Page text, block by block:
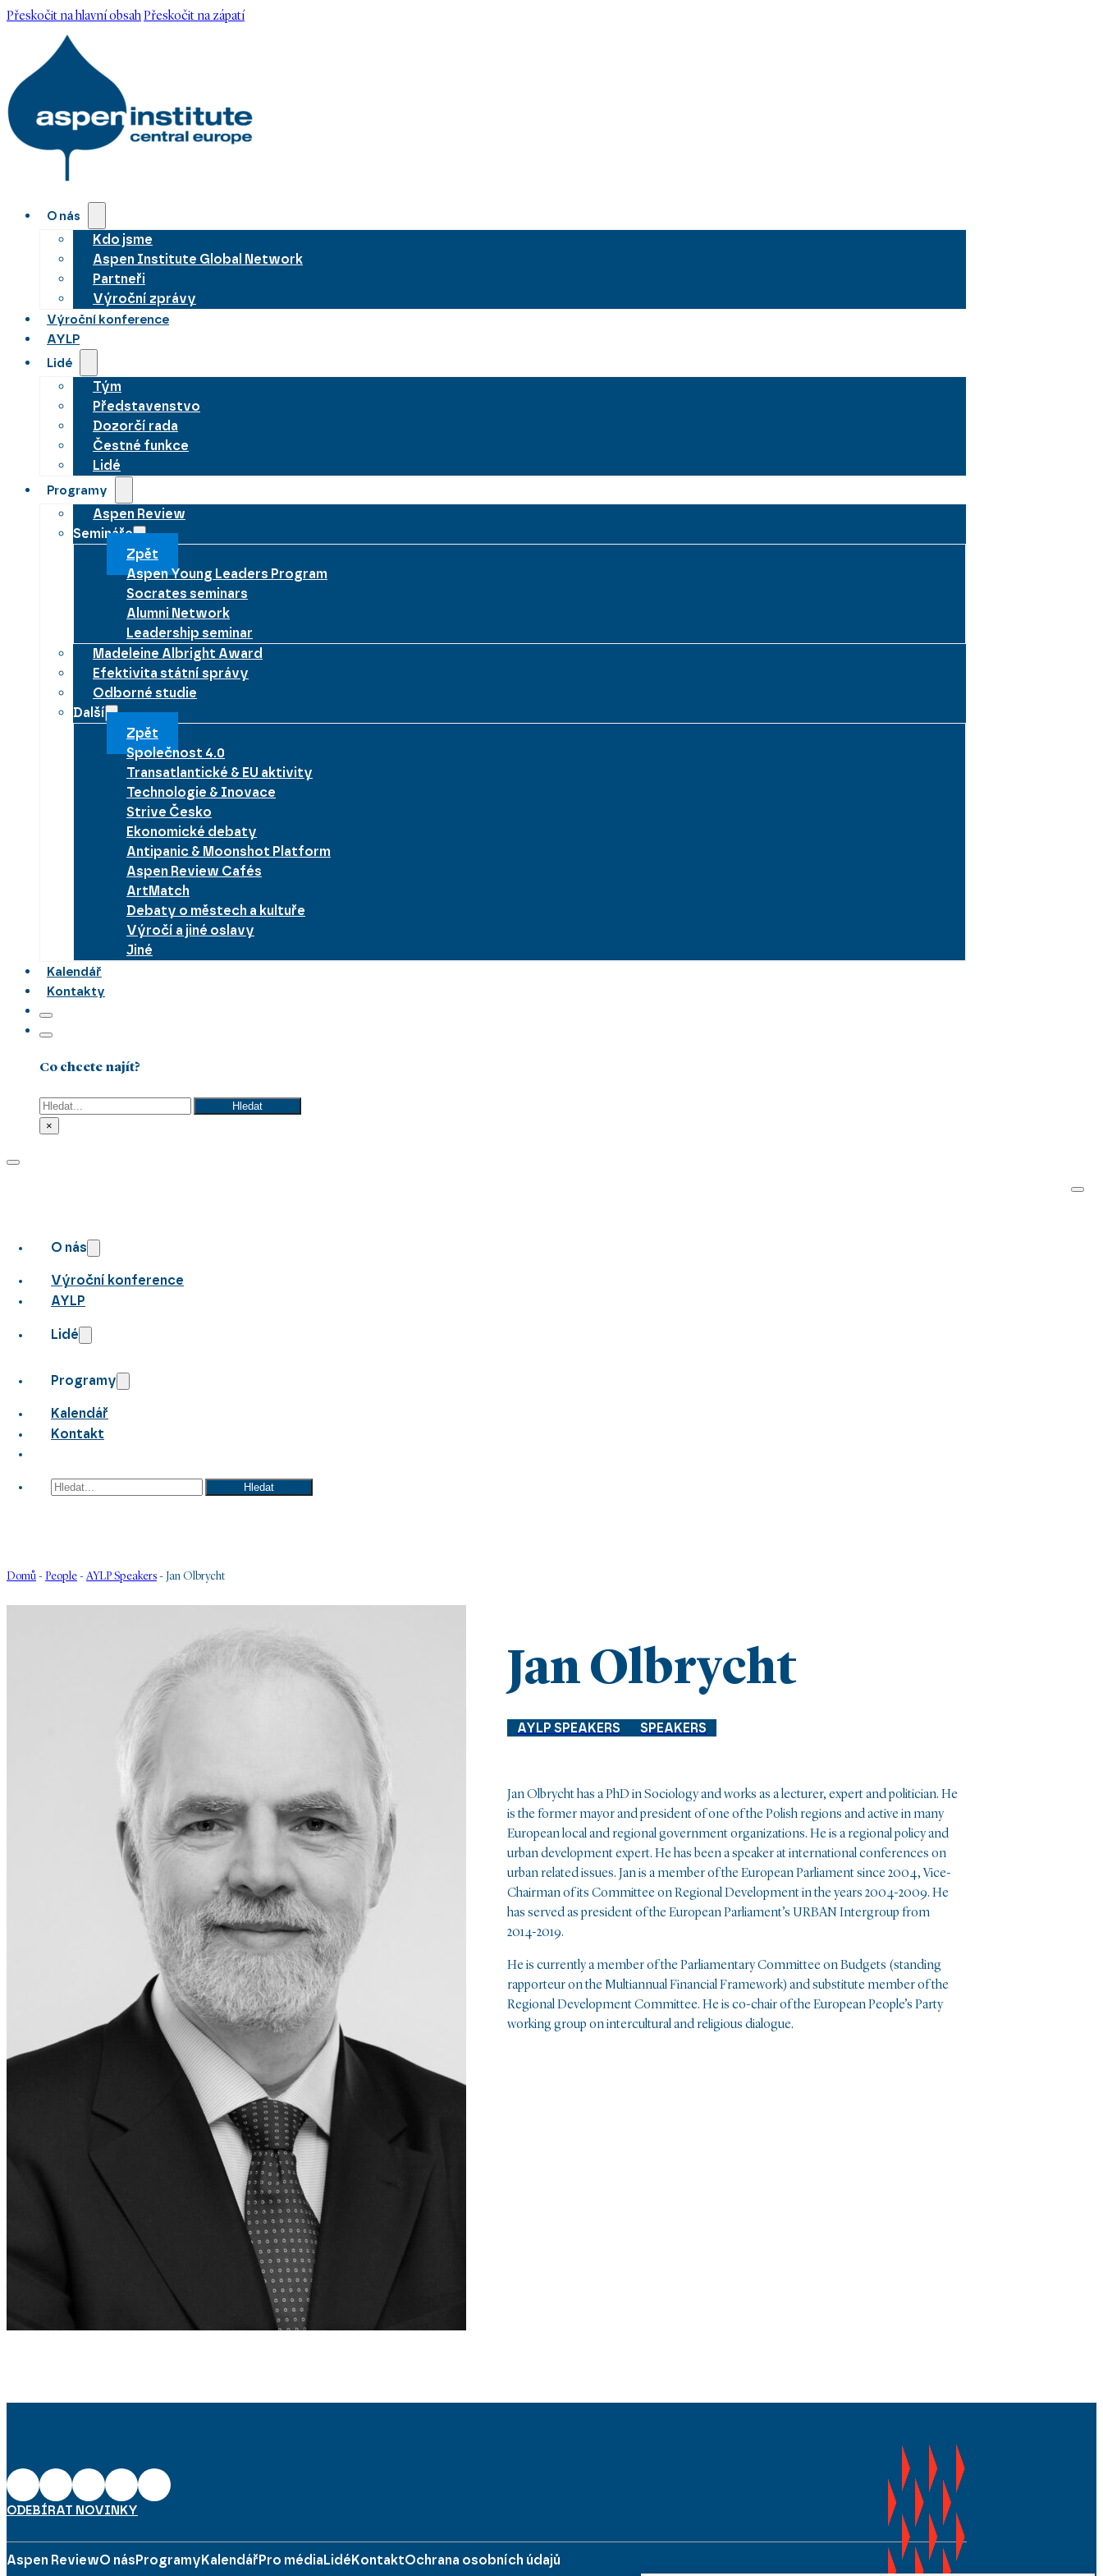
Přeskočit na hlavní obsahPřeskočit na zápatí
O nás
Kdo jsme
Aspen Institute Global Network
Partneři
Výroční zprávy
Výroční konference
AYLP
Lidé
Tým
Představenstvo
Dozorčí rada
Čestné funkce
Lidé
Programy
Aspen Review
Semináře
Zpět
Aspen Young Leaders Program
Socrates seminars
Alumni Network
Leadership seminar
Madeleine Albright Award
Efektivita státní správy
Odborné studie
Další
Zpět
Společnost 4.0
Transatlantické & EU aktivity
Technologie & Inovace
Strive Česko
Ekonomické debaty
Antipanic & Moonshot Platform
Aspen Review Cafés
ArtMatch
Debaty o městech a kultuře
Výročí a jiné oslavy
Jiné
Kalendář
Kontakty
Co chcete najít?
Hledat
Hledat
×
O nás
Výroční konference
AYLP
Lidé
Programy
Kalendář
Kontakt
Hledat Hledat
Domů - People - AYLP Speakers - Jan Olbrycht
Jan Olbrycht
AYLP SPEAKERS SPEAKERS
Jan Olbrycht has a PhD in Sociology and works as a lecturer, expert and politician. He
is the former mayor and president of one of the Polish regions and active in many
European local and regional government organizations. He is a regional policy and
urban development expert. He has been a speaker at international conferences on
urban related issues. Jan is a member of the European Parliament since 2004, Vice-
Chairman of its Committee on Regional Development in the years 2004-2009. He
has served as president of the European Parliament’s URBAN Intergroup from
2014-2019.
He is currently a member of the Parliamentary Committee on Budgets (standing
rapporteur on the Multiannual Financial Framework) and substitute member of the
Regional Development Committee. He is co-chair of the European People’s Party
working group on intercultural and religious dialogue.
ODEBÍRAT NOVINKY
Aspen ReviewO násProgramyKalendářPro médiaLidéKontaktOchrana osobních údajů